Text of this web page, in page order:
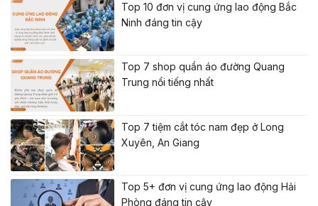
Top 10 đơn vị cung ứng lao động Bắc
Ninh đáng tin cậy
Top 7 shop quần áo đường Quang
Trung nổi tiếng nhất
Top 7 tiệm cắt tóc nam đẹp ở Long
Xuyên, An Giang
Top 5+ đơn vị cung ứng lao động Hải
Phòng đáng tin cậy